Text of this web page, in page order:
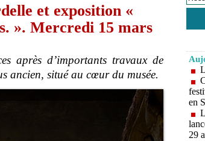
et exposition «
». Mercredi 15 mars
après d’importants travaux de
ancien, situé au cœur du musée.
en
29